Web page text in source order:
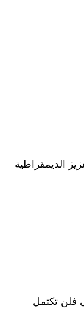
الديمقراطية
فلن تكتمل